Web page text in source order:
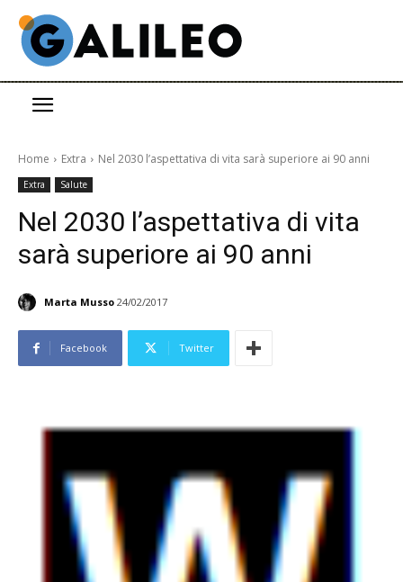
Home Extra Nel 2030 l’aspettativa di vita sarà superiore ai 90 anni
Extra Salute
Nel 2030 l’aspettativa di vita
sarà superiore ai 90 anni
Marta Musso 24/02/2017
Facebook Twitter